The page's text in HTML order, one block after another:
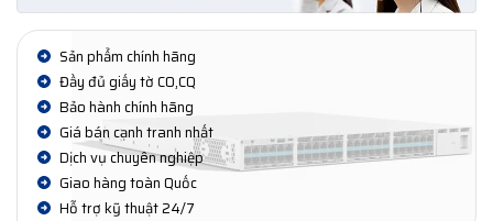
Sản phẩm chính hãng
Đầy đủ giấy tờ CO,CQ
Bảo hành chính hãng
Giá bán cạnh tranh nhất
Dịch vụ chuyên nghiệp
Giao hàng toàn Quốc
Hỗ trợ kỹ thuật 24/7